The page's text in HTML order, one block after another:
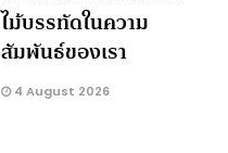
ไม้บรรทัดในความ
สัมพันธ์ของเรา
4 August 2026